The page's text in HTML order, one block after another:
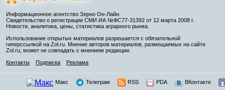
Информационное агентство Зерно Он-Лайн.
Свидетельство о регистрации СМИ ИА №ФС77-31392 от 12 марта 2008 г.
Новости, аналитика, цены, статистика аграрного рынка.
Использование открытых материалов разрешается с обязательной
гиперссылкой на Zol.ru. Мнение авторов материалов, размещаемых на сайте
Zol.ru, может не совпадать с мнением редакции.
Контакты
Подписка Реклама
Макс Телеграм RSS PDA ВКонтакте